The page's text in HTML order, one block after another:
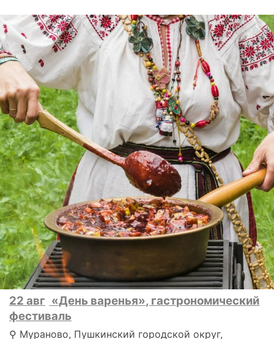
22 авг «День варенья», гастрономический
фестиваль
⚲ Мураново, Пушкинский городской округ,